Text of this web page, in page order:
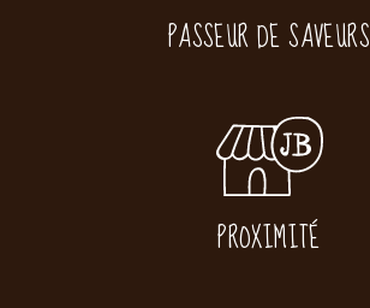
PASSEUR DE SAVEURS
PROXIMITÉ